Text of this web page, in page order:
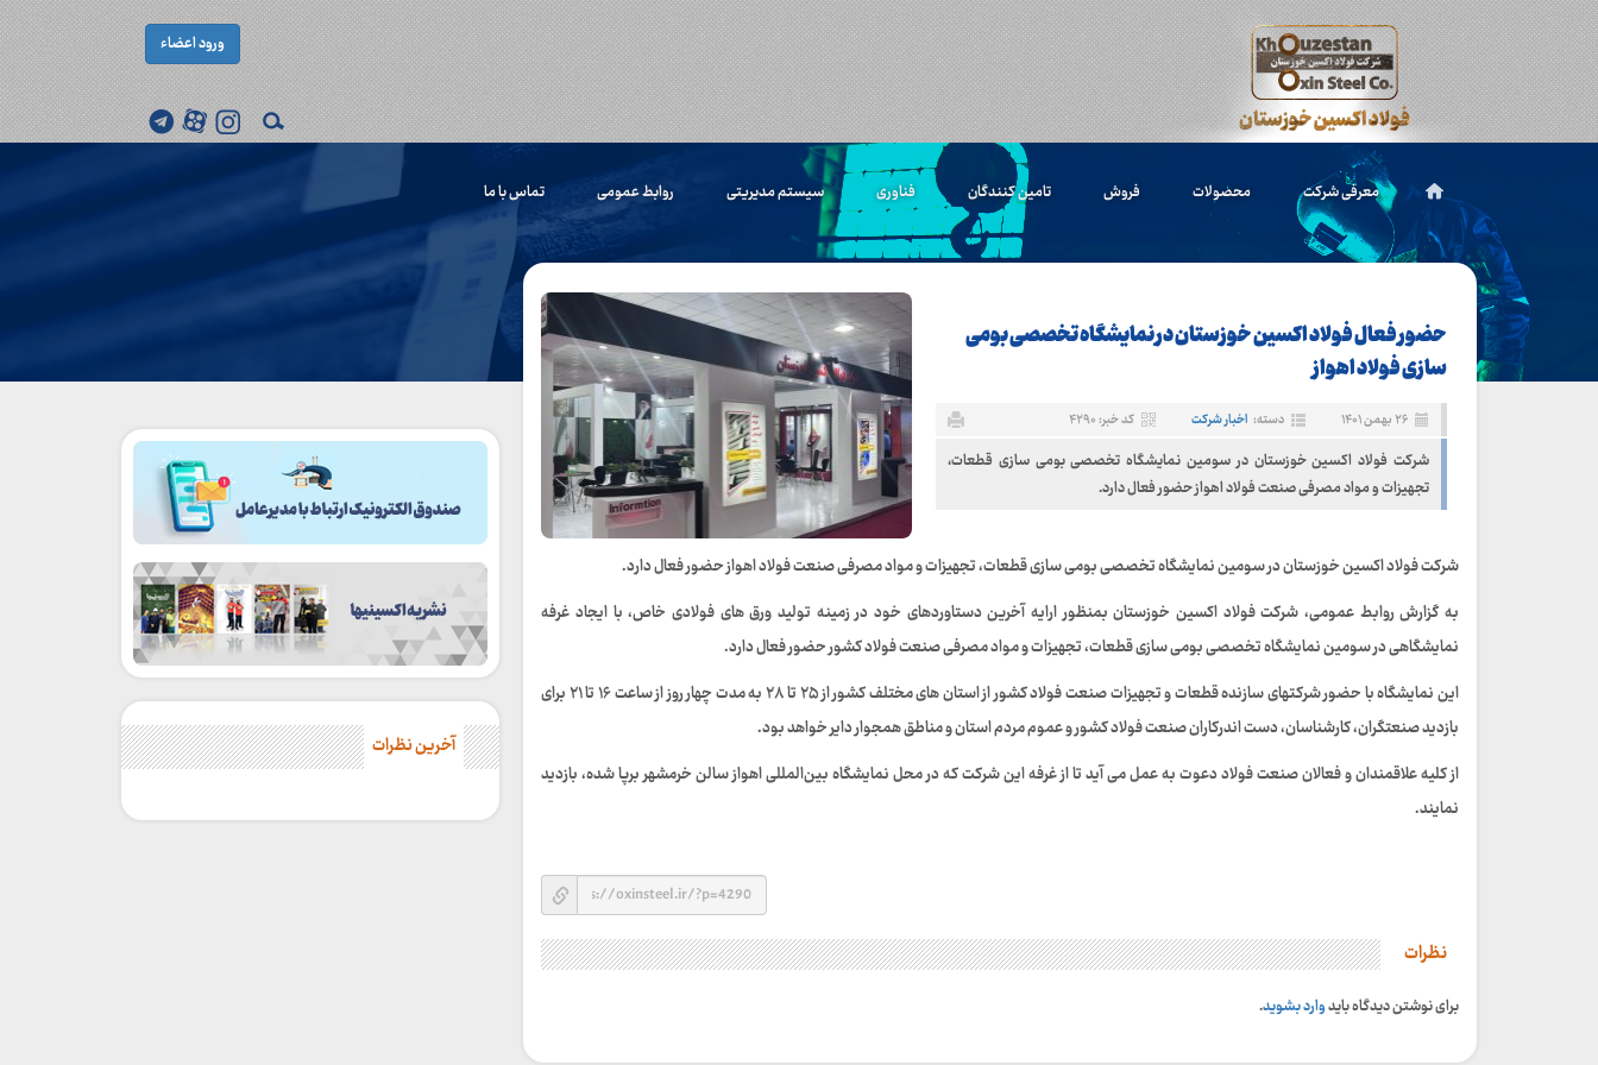
ورود اعضاء
معرفی شرکت محصولات فروش تامین کنندگان فناوری سیستم مدیریتی روابط عمومی تماس با ما
حضور فعال فولاد اکسین خوزستان در نمایشگاه تخصصی بومی
سازی فولاد اهواز
۲۶ بهمن ۱۴۰۱ دسته: اخبار شرکت کد خبر: ۴۲۹۰
شرکت فولاد اکسین خوزستان در سومین نمایشگاه تخصصی بومی سازی قطعات،
تجهیزات و مواد مصرفی صنعت فولاد اهواز حضور فعال دارد.
شرکت فولاد اکسین خوزستان در سومین نمایشگاه تخصصی بومی سازی قطعات، تجهیزات و مواد مصرفی صنعت فولاد اهواز حضور فعال دارد.
به گزارش روابط عمومی، شرکت فولاد اکسین خوزستان بمنظور ارایه آخرین دستاوردهای خود در زمینه تولید ورق های فولادی خاص، با ایجاد غرفه
نمایشگاهی در سومین نمایشگاه تخصصی بومی سازی قطعات، تجهیزات و مواد مصرفی صنعت فولاد کشور حضور فعال دارد.
این نمایشگاه با حضور شرکتهای سازنده قطعات و تجهیزات صنعت فولاد کشور از استان های مختلف کشور از ۲۵ تا ۲۸ به مدت چهار روز از ساعت ۱۶ تا ۲۱ برای
بازدید صنعتگران، کارشناسان، دست اندرکاران صنعت فولاد کشور و عموم مردم استان و مناطق همجوار دایر خواهد بود.
از کلیه علاقمندان و فعالان صنعت فولاد دعوت به عمل می آید تا از غرفه این شرکت که در محل نمایشگاه بین‌المللی اهواز سالن خرمشهر برپا شده، بازدید
نمایند.
نظرات
برای نوشتن دیدگاه بایدوارد بشوید.
آخرین نظرات